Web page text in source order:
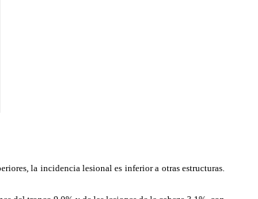
la incidencia lesional es inferior a otras estructuras.